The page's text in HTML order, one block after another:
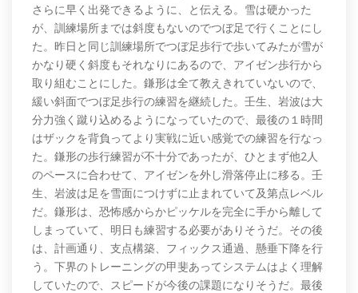
さらに早く出発できるように、と伝える。雪は硬かった
が、訓練場所までは斜度もないのでつぼ足で行くことにし
た。昨日と同じ訓練場所でつぼ足歩行で歩いてみたが雪が
かなり硬く斜度もそれなりにあるので、アイゼン歩行から
取り組むことにした。鎌形は全て教えきれていないので、
緩い斜面でつぼ足歩行の練習を継続した。壬生、岩波は大
分力強く蹴り込めるようになっていたので、最後の１時間
はザックを背負ってより実戦に近い感覚での練習を行なっ
た。鎌形の歩行練習が不十分であったが、ひとまず他2人
のペースに合わせて、アイゼンを外し滑落停止に移る。壬
生、岩波は足を雪面につけずに止まれていて及第点レベル
だ。鎌形は、恐怖感からかピッケルを完全に手から離して
しまっていて、明日も練習する必要がありそうだ。その後
は、計画通り、支点構築、フィックス通過、懸垂下降を行
う。下界のトレーニングの甲斐あってシステムはよく理解
していたので、スピードが今後の課題になりそうだ。最後